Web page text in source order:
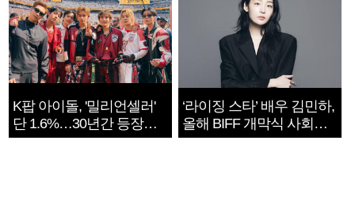
K팝 아이돌, '밀리언셀러'
단 1.6%…30년간 등장
1182개팀 전수조사
‘라이징 스타’ 배우 김민하,
올해 BIFF 개막식 사회자
확정